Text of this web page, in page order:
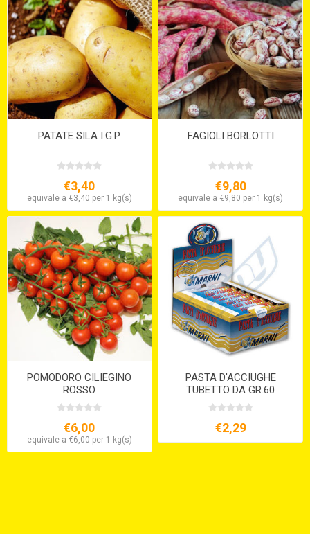
PATATE SILA I.G.P.
€3,40
equivale a €3,40 per 1 kg(s)
FAGIOLI BORLOTTI
€9,80
equivale a €9,80 per 1 kg(s)
POMODORO CILIEGINO
ROSSO
€6,00
equivale a €6,00 per 1 kg(s)
PASTA D'ACCIUGHE
TUBETTO DA GR.60
€2,29